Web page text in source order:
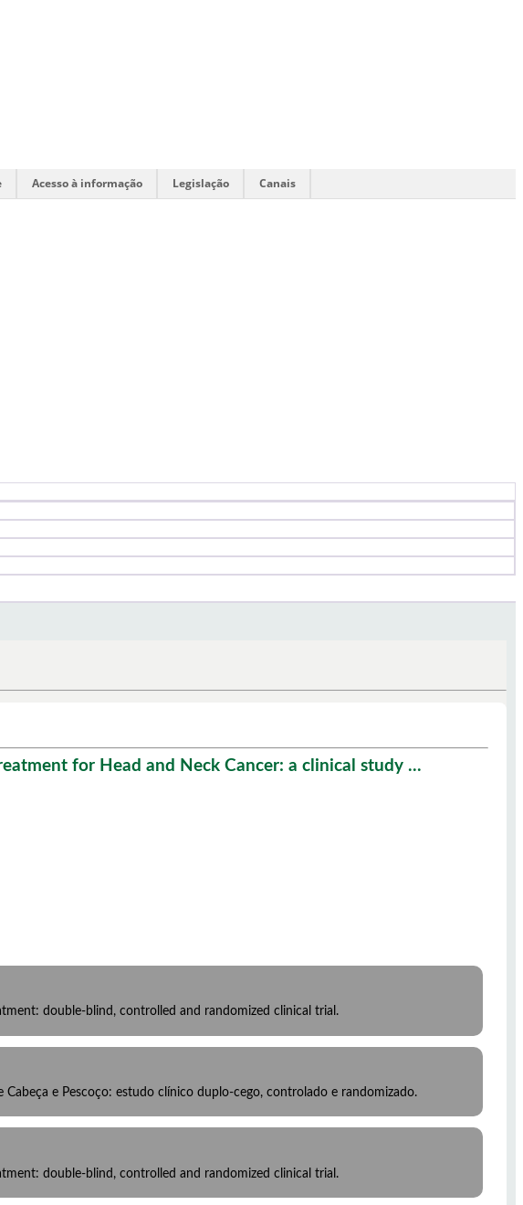
Acesso à informação Legislação Canais
for Head and Neck Cancer: a clinical study ...
double-blind, controlled and randomized clinical trial.
e Pescoço: estudo clínico duplo-cego, controlado e randomizado.
double-blind, controlled and randomized clinical trial.